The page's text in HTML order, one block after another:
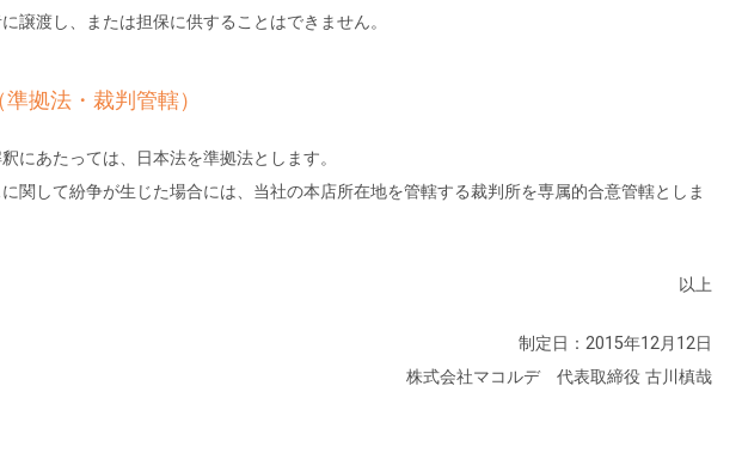
譲渡し、または担保に供することはできません。
拠法・裁判管轄）
にあたっては、日本法を準拠法とします。
関して紛争が生じた場合には、当社の本店所在地を管轄する裁判所を専属的合意管轄としま
以上
制定日：2015年12月12日
株式会社マコルデ 代表取締役 古川槙哉